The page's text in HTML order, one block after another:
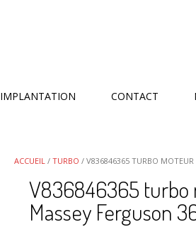
IMPLANTATION CONTACT
ACCUEIL / TURBO / V836846365 TURBO MOTEUR
V836846365 turbo
Massey Ferguson